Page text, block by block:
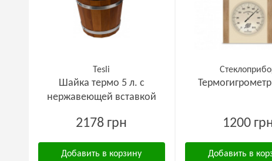
Tesli
Шайка термо 5 л. с
нержавеющей вставкой
2178 грн
Добавить в корзину
1200
Добавить в